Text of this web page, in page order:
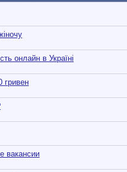
онлайн в Україні
гривен
вакансии